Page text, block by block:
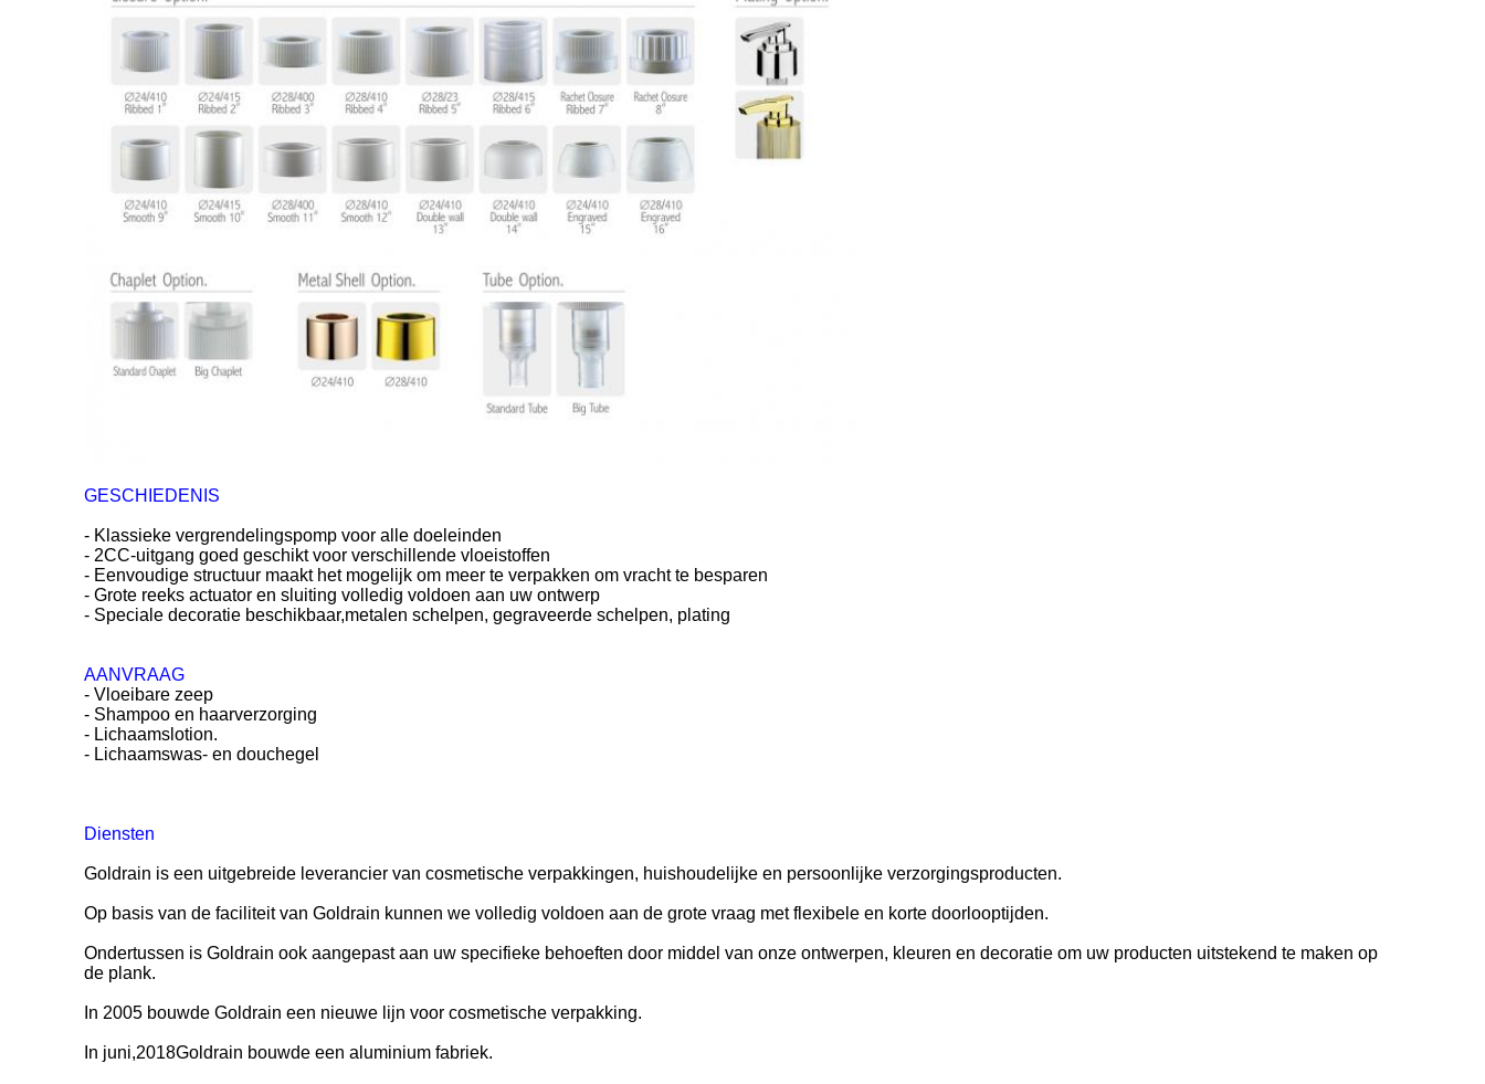
GESCHIEDENIS
- Klassieke vergrendelingspomp voor alle doeleinden
- 2CC-uitgang goed geschikt voor verschillende vloeistoffen
- Eenvoudige structuur maakt het mogelijk om meer te verpakken om vracht te besparen
- Grote reeks actuator en sluiting volledig voldoen aan uw ontwerp
- Speciale decoratie beschikbaar,metalen schelpen, gegraveerde schelpen, plating
AANVRAAG
- Vloeibare zeep
- Shampoo en haarverzorging
- Lichaamslotion.
- Lichaamswas- en douchegel
Diensten
Goldrain is een uitgebreide leverancier van cosmetische verpakkingen, huishoudelijke en persoonlijke verzorgingsproducten.
Op basis van de faciliteit van Goldrain kunnen we volledig voldoen aan de grote vraag met flexibele en korte doorlooptijden.
Ondertussen is Goldrain ook aangepast aan uw specifieke behoeften door middel van onze ontwerpen, kleuren en decoratie om uw producten uitstekend te maken op
de plank.
In 2005 bouwde Goldrain een nieuwe lijn voor cosmetische verpakking.
In juni,2018Goldrain bouwde een aluminium fabriek.